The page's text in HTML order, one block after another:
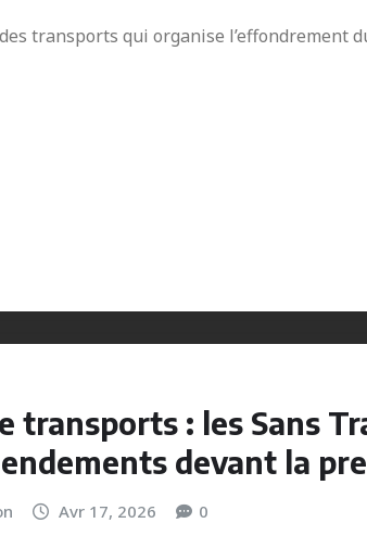
transports qui organise l’effondrement
transports : les Sans
devant la
Avr 17, 2026 0